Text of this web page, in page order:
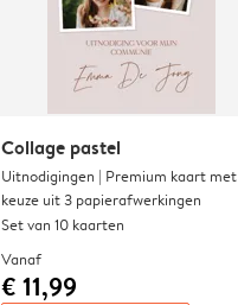
Collage pastel
Uitnodigingen | Premium kaart met
keuze uit 3 papierafwerkingen
Set van 10 kaarten
Vanaf
€ 11,99